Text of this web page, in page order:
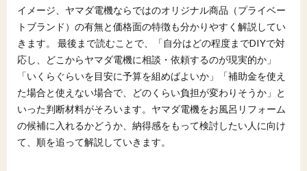
イメージ、ヤマダ電機ならではのオリジナル商品（プライベー
トブランド）の有無と価格面の特徴も分かりやすく解説してい
きます。 最後まで読むことで、「自分はどの程度までDIYで対
応し、どこからヤマダ電機に相談・依頼するのが現実的か」
「いくらぐらいを目安に予算を組めばよいか」「補助金を使え
た場合と使えない場合で、どのくらい負担が変わりそうか」と
いった判断材料がそろいます。ヤマダ電機をお風呂リフォーム
の候補に入れるかどうか、納得感をもって検討したい人に向け
て、順を追って解説していきます。